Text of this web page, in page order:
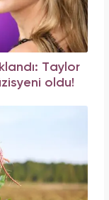
Taylor
oldu!